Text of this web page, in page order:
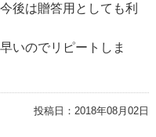
後は贈答用としても利
いのでリピートしま
投稿日： 2018年08月02日